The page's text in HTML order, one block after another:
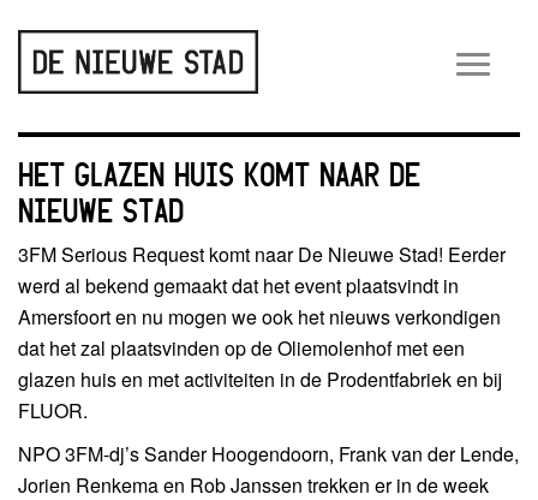
HET GLAZEN HUIS KOMT NAAR DE
NIEUWE STAD
3FM Serious Request komt naar De Nieuwe Stad! Eerder
werd al bekend gemaakt dat het event plaatsvindt in
Amersfoort en nu mogen we ook het nieuws verkondigen
dat het zal plaatsvinden op de Oliemolenhof met een
glazen huis en met activiteiten in de Prodentfabriek en bij
FLUOR.
NPO 3FM-dj’s Sander Hoogendoorn, Frank van der Lende,
Jorien Renkema en Rob Janssen trekken er in de week